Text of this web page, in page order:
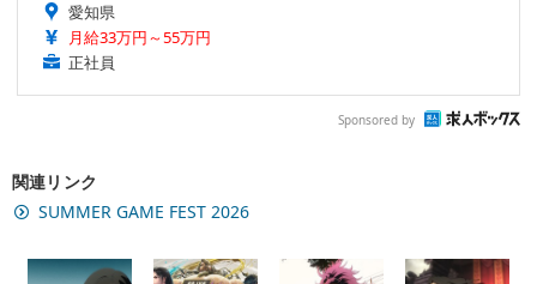
愛知県
月給33万円～55万円
正社員
Sponsored by
関連リンク
SUMMER GAME FEST 2026